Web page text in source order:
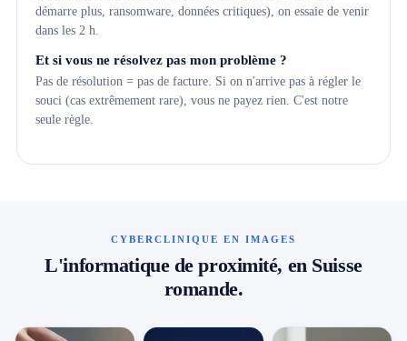
démarre plus, ransomware, données critiques), on essaie de venir
dans les 2 h.
Et si vous ne résolvez pas mon problème ?
Pas de résolution = pas de facture. Si on n'arrive pas à régler le
souci (cas extrêmement rare), vous ne payez rien. C'est notre
seule règle.
CYBERCLINIQUE EN IMAGES
L'informatique de proximité, en Suisse
romande.